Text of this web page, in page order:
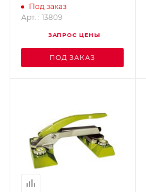
Под заказ
Арт. : 13809
ЗАПРОС ЦЕНЫ
ПОД ЗАКАЗ